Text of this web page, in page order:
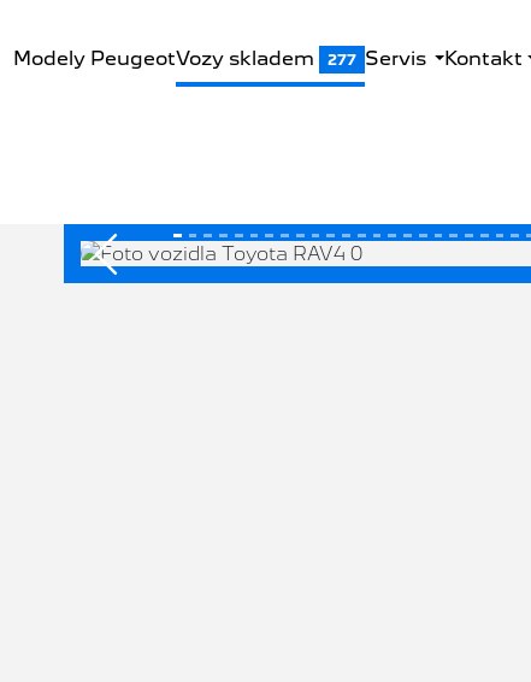
Modely PeugeotVozy skladem 277 Servis Kontakt
Předchozí